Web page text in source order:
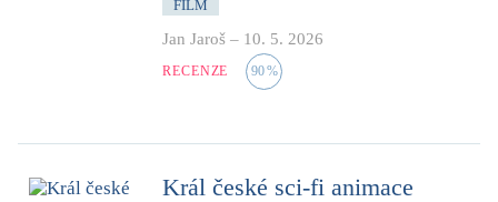
FILM
Jan Jaroš – 10. 5. 2026
RECENZE 90%
Král české sci-fi animace